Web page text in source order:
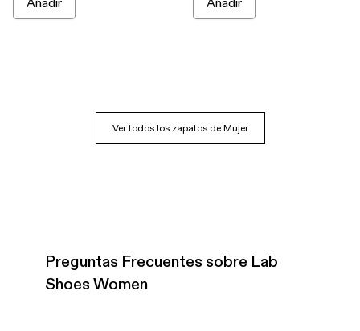
Ver todos los zapatos de Mujer
Preguntas Frecuentes sobre Lab
Shoes Women